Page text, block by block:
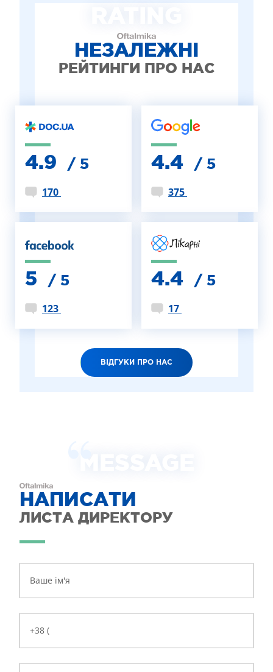
НЕЗАЛЕЖНІ
РЕЙТИНГИ ПРО НАС
4.9 / 5
170
4.4 / 5
375
5 / 5
123
4.4 / 5
17
ВІДГУКИ ПРО НАС
НАПИСАТИ
ЛИСТА ДИРЕКТОРУ